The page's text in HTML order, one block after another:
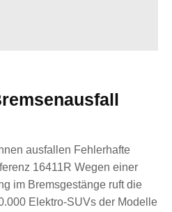
ausfallen Fehlerhafte
16411R Wegen einer
im Bremsgestänge ruft die
Elektro-SUVs der Modelle